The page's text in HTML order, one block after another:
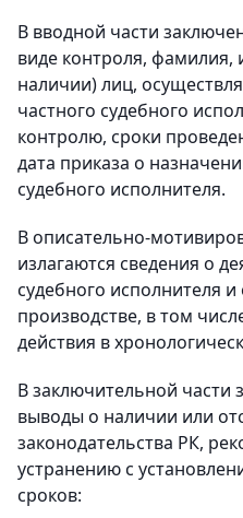
В вводной части
виде контроля, фамилия,
наличии) лиц,
частного судебного
контролю, сроки
дата приказа о
судебного исполнителя.
В описательно-
излагаются сведения о
судебного исполнителя
производстве, в том
действия в
В заключительной части
выводы о наличии или
законодательства РК,
устранению с
сроков: